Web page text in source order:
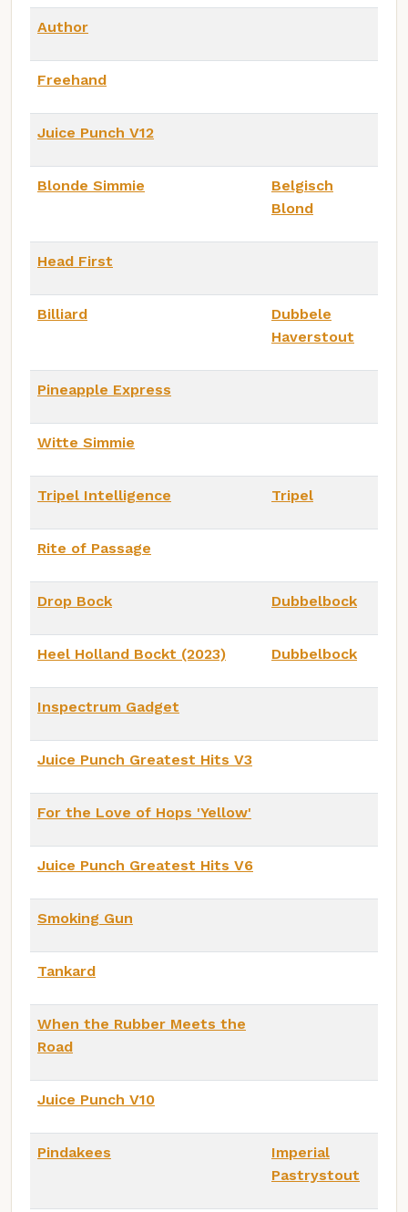
Author
Freehand
Juice Punch V12
Blonde Simmie
Belgisch
Blond
Head First
Billiard
Dubbele
Haverstout
Pineapple Express
Witte Simmie
Tripel Intelligence Tripel
Rite of Passage
Drop Bock Dubbelbock
Heel Holland Bockt (2023) Dubbelbock
Inspectrum Gadget
Juice Punch Greatest Hits V3
For the Love of Hops 'Yellow'
Juice Punch Greatest Hits V6
Smoking Gun
Tankard
When the Rubber Meets the
Road
Juice Punch V10
Pindakees
Imperial
Pastrystout